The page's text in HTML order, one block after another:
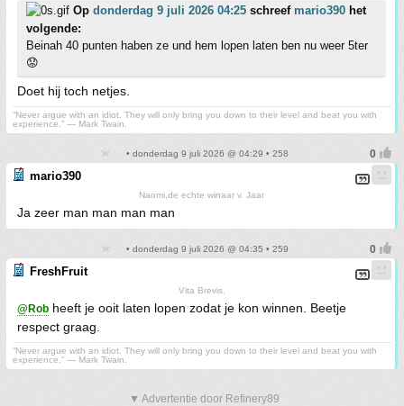
Op donderdag 9 juli 2026 04:25 schreef mario390 het
volgende:
Beinah 40 punten haben ze und hem lopen laten ben nu weer 5ter
😟
Doet hij toch netjes.
“Never argue with an idiot. They will only bring you down to their level and beat you with
experience.” ― Mark Twain.
• donderdag 9 juli 2026 @ 04:29 • 258
mario390
Naomi,de echte winaar v. Jaar
Ja zeer man man man man
• donderdag 9 juli 2026 @ 04:35 • 259
FreshFruit
Vita Brevis.
@Rob heeft je ooit laten lopen zodat je kon winnen. Beetje
respect graag.
“Never argue with an idiot. They will only bring you down to their level and beat you with
experience.” ― Mark Twain.
▼ Advertentie door Refinery89